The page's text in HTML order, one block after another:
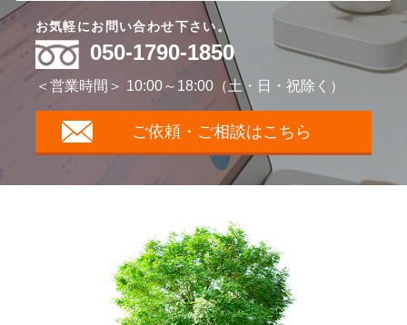
お気軽にお問い合わせ下さい。
050-1790-1850
＜営業時間＞ 10:00～18:00（土・日・祝除く）
ご依頼・ご相談はこちら